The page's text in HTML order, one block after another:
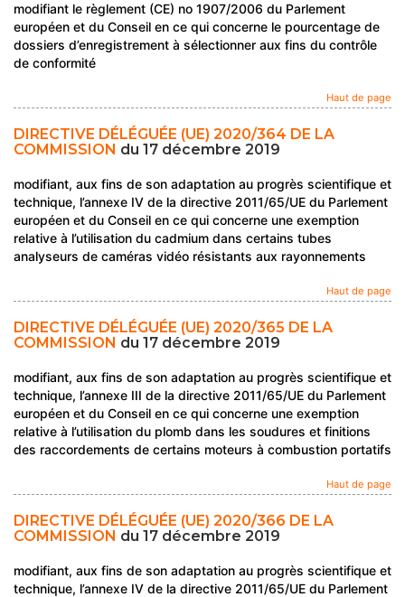
modifiant le règlement (CE) no 1907/2006 du Parlement
européen et du Conseil en ce qui concerne le pourcentage de
dossiers d’enregistrement à sélectionner aux fins du contrôle
de conformité
Haut de page
DIRECTIVE DÉLÉGUÉE (UE) 2020/364 DE LA
COMMISSION du 17 décembre 2019
modifiant, aux fins de son adaptation au progrès scientifique et
technique, l’annexe IV de la directive 2011/65/UE du Parlement
européen et du Conseil en ce qui concerne une exemption
relative à l’utilisation du cadmium dans certains tubes
analyseurs de caméras vidéo résistants aux rayonnements
Haut de page
DIRECTIVE DÉLÉGUÉE (UE) 2020/365 DE LA
COMMISSION du 17 décembre 2019
modifiant, aux fins de son adaptation au progrès scientifique et
technique, l’annexe III de la directive 2011/65/UE du Parlement
européen et du Conseil en ce qui concerne une exemption
relative à l’utilisation du plomb dans les soudures et finitions
des raccordements de certains moteurs à combustion portatifs
Haut de page
DIRECTIVE DÉLÉGUÉE (UE) 2020/366 DE LA
COMMISSION du 17 décembre 2019
modifiant, aux fins de son adaptation au progrès scientifique et
technique, l’annexe IV de la directive 2011/65/UE du Parlement